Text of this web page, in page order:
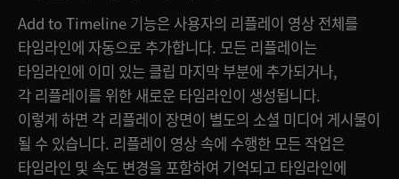
Add to Timeline 기능은 사용자의 리플레이 영상 전체를
타임라인에 자동으로 추가합니다. 모든 리플레이는
타임라인에 이미 있는 클립 마지막 부분에 추가되거나,
각 리플레이를 위한 새로운 타임라인이 생성됩니다.
이렇게 하면 각 리플레이 장면이 별도의 소셜 미디어 게시물이
될 수 있습니다. 리플레이 영상 속에 수행한 모든 작업은
타임라인 및 속도 변경을 포함하여 기억되고 타임라인에